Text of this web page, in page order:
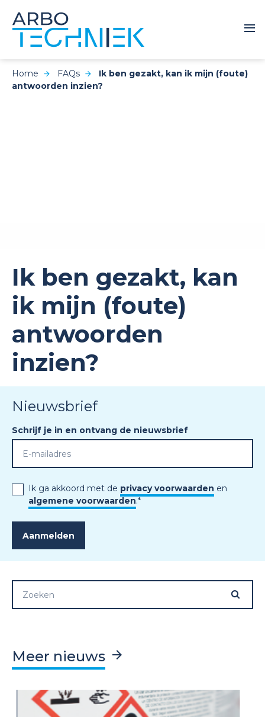
Home FAQs
Ik ben gezakt, kan ik mijn (foute)
antwoorden inzien?
Ik ben gezakt, kan
ik mijn (foute)
antwoorden
inzien?
Nieuwsbrief
Schrijf je in en ontvang de nieuwsbrief
Ik ga akkoord met de privacy voorwaarden en
algemene voorwaarden.*
Meer nieuws